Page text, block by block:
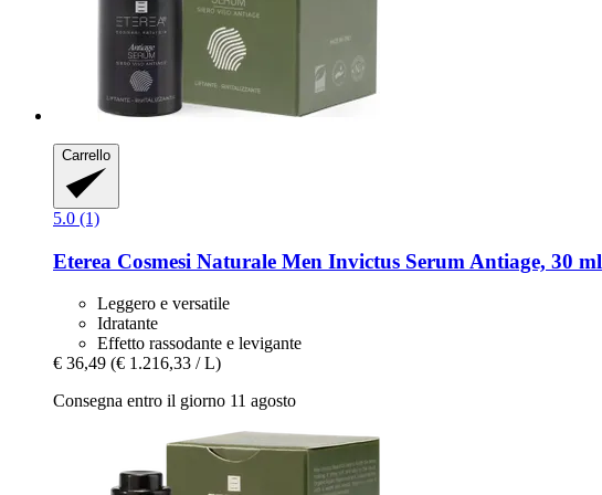
Carrello
5.0 (1)
Eterea Cosmesi Naturale Men Invictus Serum Antiage, 30 ml
Leggero e versatile
Idratante
Effetto rassodante e levigante
€ 36,49 (€ 1.216,33 / L)
Consegna entro il giorno 11 agosto